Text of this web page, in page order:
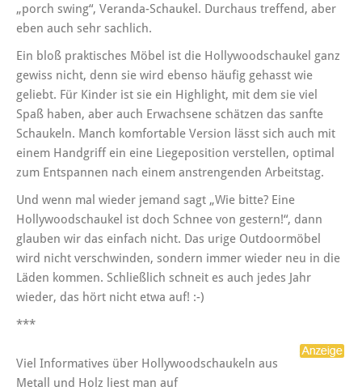
„porch swing“, Veranda-Schaukel. Durchaus treffend, aber
eben auch sehr sachlich.
Ein bloß praktisches Möbel ist die Hollywoodschaukel ganz
gewiss nicht, denn sie wird ebenso häufig gehasst wie
geliebt. Für Kinder ist sie ein Highlight, mit dem sie viel
Spaß haben, aber auch Erwachsene schätzen das sanfte
Schaukeln. Manch komfortable Version lässt sich auch mit
einem Handgriff ein eine Liegeposition verstellen, optimal
zum Entspannen nach einem anstrengenden Arbeitstag.
Und wenn mal wieder jemand sagt „Wie bitte? Eine
Hollywoodschaukel ist doch Schnee von gestern!“, dann
glauben wir das einfach nicht. Das urige Outdoormöbel
wird nicht verschwinden, sondern immer wieder neu in die
Läden kommen. Schließlich schneit es auch jedes Jahr
wieder, das hört nicht etwa auf! :-)
***
Viel Informatives über Hollywoodschaukeln aus
Metall und Holz liest man auf